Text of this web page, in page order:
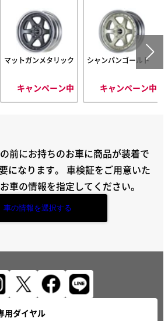
マットガンメタリック
キャンペーン中
シャンパンゴールド
キャンペーン中
前にお持ちのお車に商品が装着で
になります。 車検証をご用意いた
車の情報を指定してください。
車の情報を選択する
用ダイヤル